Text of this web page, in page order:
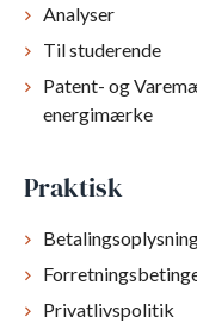
Analyser
Til studerende
Patent- og
energimærke
Praktisk
Privatlivspolitik